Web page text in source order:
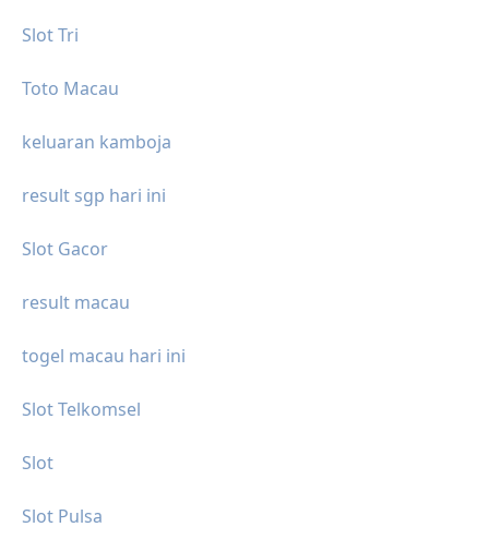
Slot Tri
Toto Macau
keluaran kamboja
result sgp hari ini
Slot Gacor
result macau
togel macau hari ini
Slot Telkomsel
Slot
Slot Pulsa